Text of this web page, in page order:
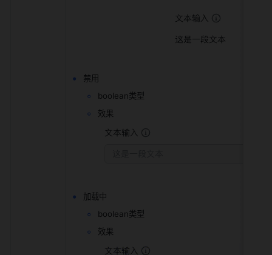
禁用
boolean类型
效果
加载中
boolean类型
效果